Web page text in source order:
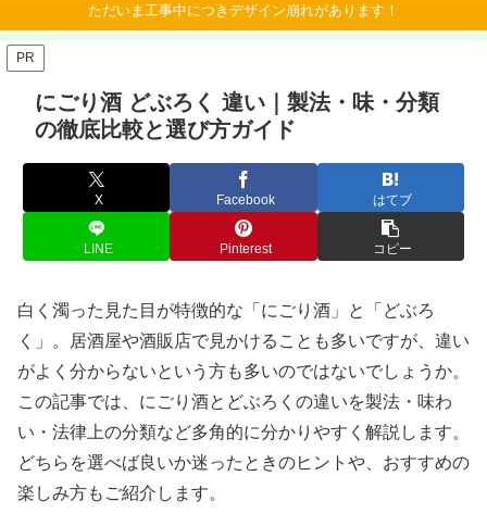
ただいま工事中につきデザイン崩れがあります！
PR
にごり酒 どぶろく 違い｜製法・味・分類
の徹底比較と選び方ガイド
X Facebook はてブ
LINE Pinterest コピー
白く濁った見た目が特徴的な「にごり酒」と「どぶろ
く」。居酒屋や酒販店で見かけることも多いですが、違い
がよく分からないという方も多いのではないでしょうか。
この記事では、にごり酒とどぶろくの違いを製法・味わ
い・法律上の分類など多角的に分かりやすく解説します。
どちらを選べば良いか迷ったときのヒントや、おすすめの
楽しみ方もご紹介します。